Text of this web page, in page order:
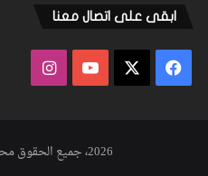
ابقى على اتصال معنا
فيسبوك ‫YouTubeانستقرام
2026، جميع الحقوق محفوظة | Sportime Tv